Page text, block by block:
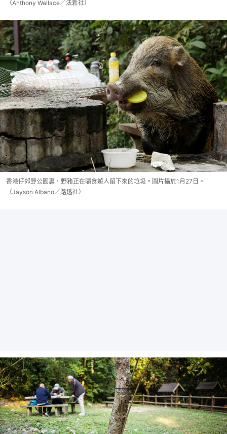
（Anthony Wallace／法新社）
香港仔郊野公園裏，野豬正在嚼食遊人留下來的垃圾。圖片攝於1月27日。
（Jayson Albano／路透社）